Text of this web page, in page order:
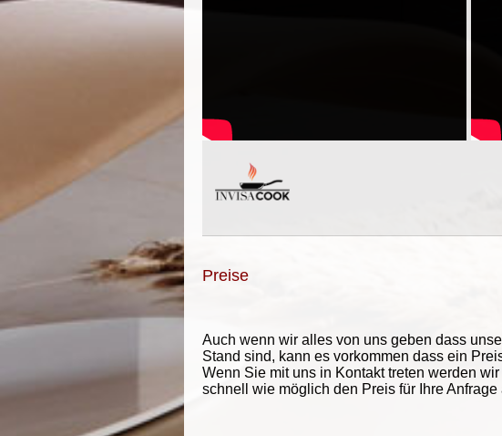
Preise
Auch wenn wir alles von uns geben dass
Stand sind, kann es vorkommen dass ein
Wenn Sie mit uns in Kontakt treten werden
schnell wie möglich den Preis für Ihre Anfrage